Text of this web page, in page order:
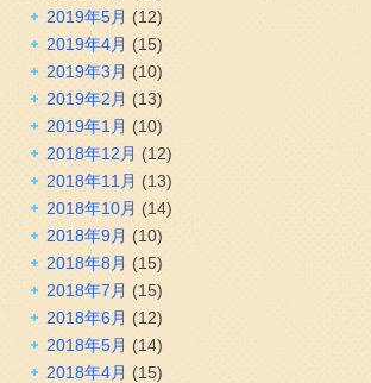
2019年5月 (12)
2019年4月 (15)
2019年3月 (10)
2019年2月 (13)
2019年1月 (10)
2018年12月 (12)
2018年11月 (13)
2018年10月 (14)
2018年9月 (10)
2018年8月 (15)
2018年7月 (15)
2018年6月 (12)
2018年5月 (14)
2018年4月 (15)